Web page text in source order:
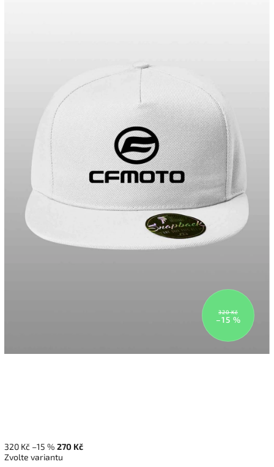
320 Kč
–15 %
320 Kč –15 % 270 Kč
Zvolte variantu